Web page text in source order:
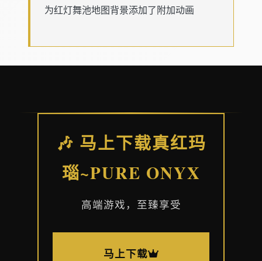
为红灯舞池地图背景添加了附加动画
🎶 马上下载真红玛
瑙~PURE ONYX
高端游戏，至臻享受
马上下载